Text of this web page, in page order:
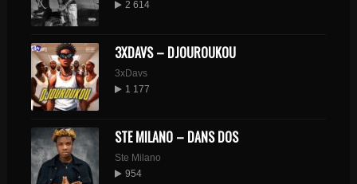
2 614
3XDAVS – DJOUROUKOU
3xDavs
1 177
STE MILANO – DANS DOS
Ste Milano
954